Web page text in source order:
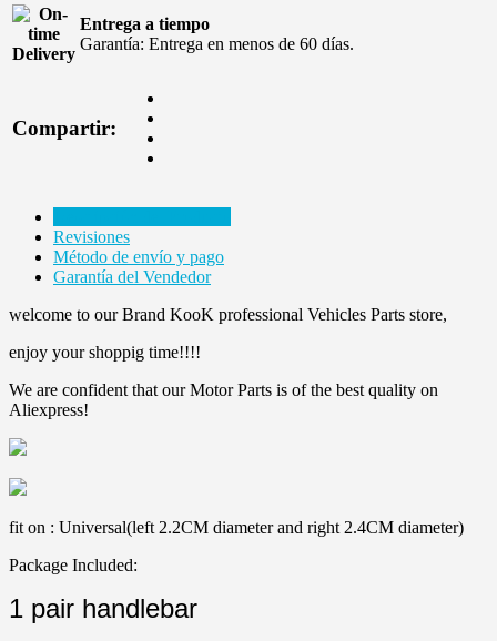
Entrega a tiempo
Garantía: Entrega en menos de 60 días.
Compartir:
Revisiones
Método de envío y pago
Garantía del Vendedor
welcome to our Brand KooK professional Vehicles Parts store,
enjoy your shoppig time!!!!
We are confident that our Motor Parts is of the best quality on
Aliexpress!
fit on : Universal(left 2.2CM diameter and right 2.4CM diameter)
Package Included:
1 pair handlebar